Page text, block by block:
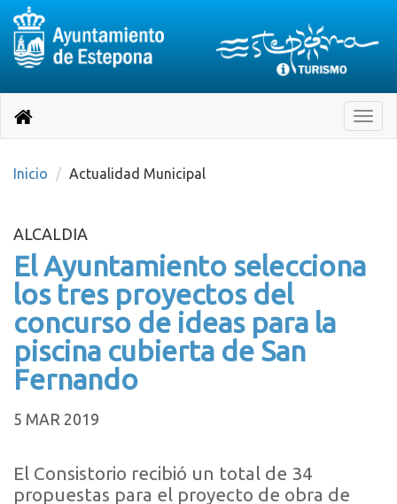
página
Toggle
Destino:
Volver
inicio
Inicio Actualidad Municipal
ALCALDIA
El Ayuntamiento selecciona
los tres proyectos del
concurso de ideas para la
piscina cubierta de San
Fernando
5 MAR 2019
El Consistorio recibió un total de 34
propuestas para el proyecto de obra de